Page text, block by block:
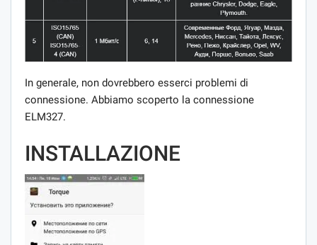
In generale, non dovrebbero esserci problemi di
connessione. Abbiamo scoperto la connessione
ELM327.
INSTALLAZIONE